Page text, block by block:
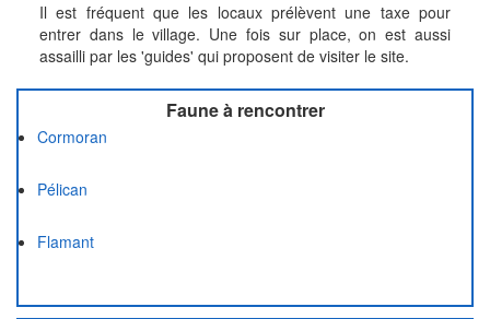
Il est fréquent que les locaux prélèvent une taxe pour
entrer dans le village. Une fois sur place, on est aussi
assailli par les 'guides' qui proposent de visiter le site.
Faune à rencontrer
Cormoran
Pélican
Flamant